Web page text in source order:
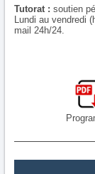
Tutorat : soutien
Lundi au vendredi
mail 24h/24.